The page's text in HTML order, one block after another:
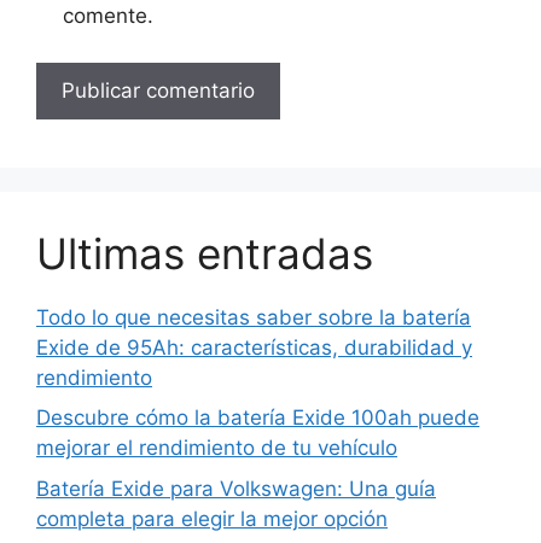
comente.
Ultimas entradas
Todo lo que necesitas saber sobre la batería
Exide de 95Ah: características, durabilidad y
rendimiento
Descubre cómo la batería Exide 100ah puede
mejorar el rendimiento de tu vehículo
Batería Exide para Volkswagen: Una guía
completa para elegir la mejor opción